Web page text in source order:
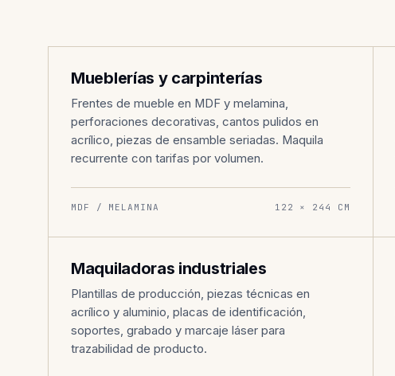
Mueblerías y carpinterías
Frentes de mueble en MDF y melamina,
perforaciones decorativas, cantos pulidos en
acrílico, piezas de ensamble seriadas. Maquila
recurrente con tarifas por volumen.
MDF / MELAMINA 122 × 244 CM
INDUSTRIA · MAQUILA
Maquiladoras industriales
Plantillas de producción, piezas técnicas en
acrílico y aluminio, placas de identificación,
soportes, grabado y marcaje láser para
trazabilidad de producto.